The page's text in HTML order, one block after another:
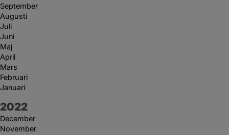
September
Augusti
Juli
Juni
Maj
April
Mars
Februari
Januari
År:
2022
December
November